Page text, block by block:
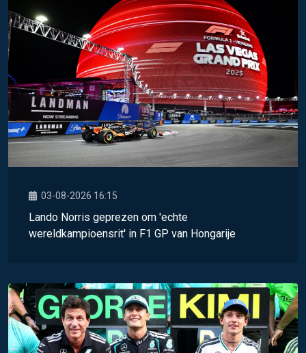
03-08-2026 16:15
Lando Norris geprezen om 'echte
wereldkampioensrit' in F1 GP van Hongarije